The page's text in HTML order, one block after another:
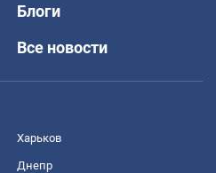
Блоги
Все новости
Харьков
Днепр